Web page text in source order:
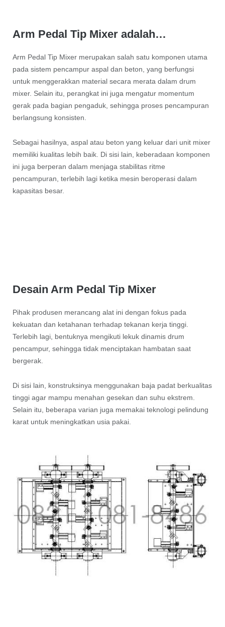
Arm Pedal Tip Mixer adalah…
Arm Pedal Tip Mixer merupakan salah satu komponen utama
pada sistem pencampur aspal dan beton, yang berfungsi
untuk menggerakkan material secara merata dalam drum
mixer. Selain itu, perangkat ini juga mengatur momentum
gerak pada bagian pengaduk, sehingga proses pencampuran
berlangsung konsisten.
Sebagai hasilnya, aspal atau beton yang keluar dari unit mixer
memiliki kualitas lebih baik. Di sisi lain, keberadaan komponen
ini juga berperan dalam menjaga stabilitas ritme
pencampuran, terlebih lagi ketika mesin beroperasi dalam
kapasitas besar.
Desain Arm Pedal Tip Mixer
Pihak produsen merancang alat ini dengan fokus pada
kekuatan dan ketahanan terhadap tekanan kerja tinggi.
Terlebih lagi, bentuknya mengikuti lekuk dinamis drum
pencampur, sehingga tidak menciptakan hambatan saat
bergerak.
Di sisi lain, konstruksinya menggunakan baja padat berkualitas
tinggi agar mampu menahan gesekan dan suhu ekstrem.
Selain itu, beberapa varian juga memakai teknologi pelindung
karat untuk meningkatkan usia pakai.